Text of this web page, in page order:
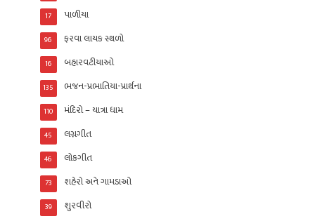
પાળીયા
17
ફરવા લાયક સ્થળો
96
બહારવટીયાઓ
16
ભજન-પ્રભાતિયા-પ્રાર્થના
135
મંદિરો – યાત્રા ધામ
110
લગ્નગીત
45
લોકગીત
46
શહેરો અને ગામડાઓ
73
શુરવીરો
39